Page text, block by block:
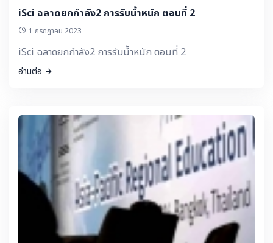
iSci ฉลาดยกกำลัง2 การรับน้ำหนัก ตอนที่ 2
1 กรกฎาคม 2023
iSci ฉลาดยกกำลัง2 การรับน้ำหนัก ตอนที่ 2
อ่านต่อ